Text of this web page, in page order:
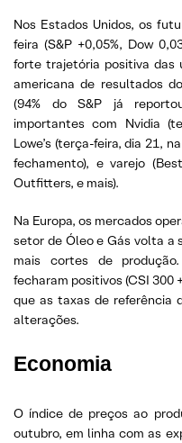
Nos Estados Unidos, os
feira (S&P +0,05%, Dow
forte trajetória positiva das
americana de resultados
(94% do S&P já
importantes com Nvidia
Lowe’s (terça-feira, dia 21,
fechamento), e varejo
Outfitters, e mais).
Na Europa, os mercados
setor de Óleo e Gás volta a
mais cortes de
fecharam positivos (CSI 300
que as taxas de referência
alterações.
Economia
O índice de preços ao
outubro, em linha com as